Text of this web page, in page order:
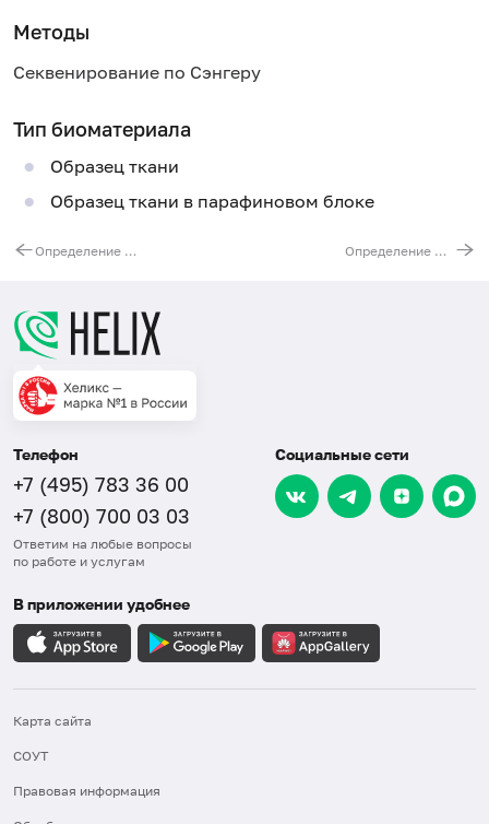
Методы
Секвенирование по Сэнгеру
Тип биоматериала
Образец ткани
Образец ткани в парафиновом блоке
Определение HER2 статуса опухоли методом СISH Определение мутаций гена N-RAS
Телефон
+7 (495) 783 36 00
+7 (800) 700 03 03
Ответим на любые вопросы
по работе и услугам
Социальные сети
В приложении удобнее
Карта сайта
СОУТ
Правовая информация